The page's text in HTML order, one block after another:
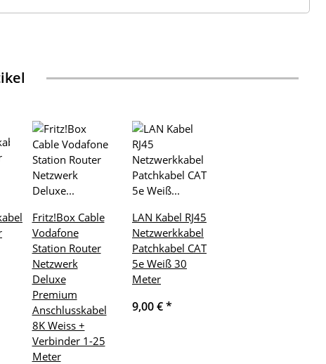
Fritz!Box Cable
Vodafone
Station Router
Netzwerk
Deluxe
Premium
Anschlusskabel
8K Weiss +
Verbinder 1-25
Meter
LAN Kabel RJ45
Netzwerkkabel
Patchkabel CAT
5e Weiß 30
Meter
9,00 €*